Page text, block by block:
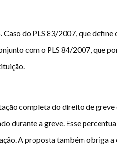
do PLS 83/2007, que define
com o PLS 84/2007, que
completa do direito de
durante a greve. Esse
A proposta também obriga